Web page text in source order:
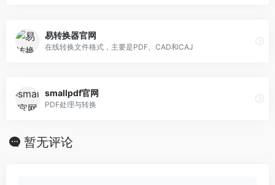
易转换器官网
在线转换文件格式，主要是PDF、CAD和CAJ
smallpdf官网
PDF处理与转换
暂无评论